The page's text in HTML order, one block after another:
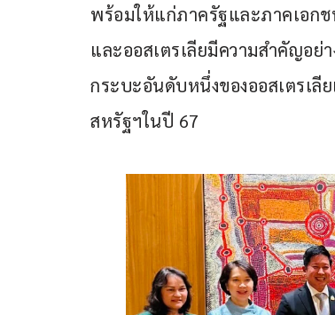
พร้อมให้แก่ภาครัฐและภาคเอกช
และออสเตรเลียมีความสำคัญอย่
กระบะอันดับหนึ่งของออสเตรเลี
สหรัฐฯในปี 67